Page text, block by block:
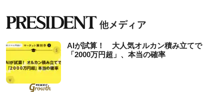
AIが試算！ 大人気オルカン積み立てで
「2000万円超」、本当の確率